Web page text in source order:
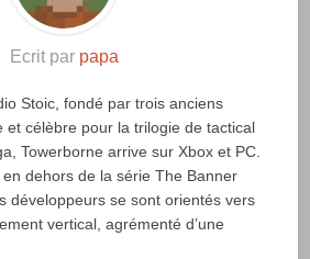
Ecrit par papa
Stoic, fondé par trois anciens
et célèbre pour la trilogie de tactical
Towerborne arrive sur Xbox et PC.
dehors de la série The Banner
développeurs se sont orientés vers
vertical, agrémenté d’une